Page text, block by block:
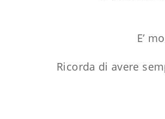
E’
Ricorda di avere